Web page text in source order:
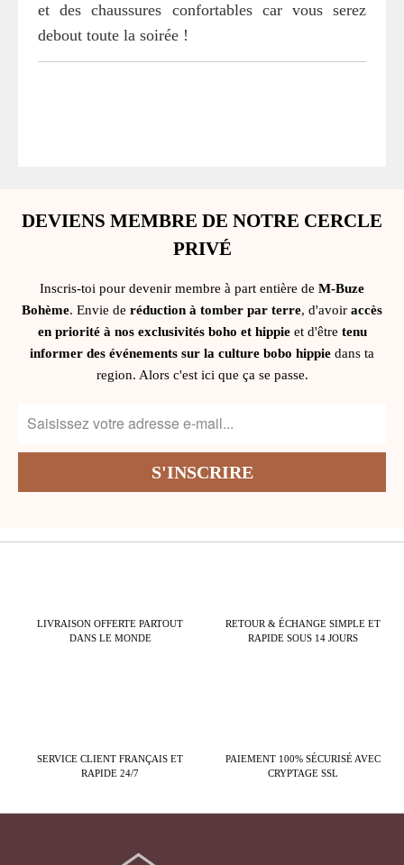
et des chaussures confortables car vous serez
debout toute la soirée !
DEVIENS MEMBRE DE NOTRE CERCLE
PRIVÉ
Inscris-toi pour devenir membre à part entière de M-Buze
Bohème. Envie de réduction à tomber par terre, d'avoir accès
en priorité à nos exclusivités boho et hippieet d'être tenu
informer des événements sur la culture bobo hippie dans ta
region. Alors c'est ici que ça se passe.
LIVRAISON OFFERTE PARTOUT
DANS LE MONDE
RETOUR & ÉCHANGE SIMPLE ET
RAPIDE SOUS 14 JOURS
SERVICE CLIENT FRANÇAIS ET
RAPIDE 24/7
PAIEMENT 100% SÉCURISÉ AVEC
CRYPTAGE SSL